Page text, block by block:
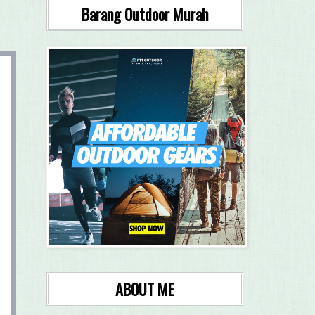
Barang Outdoor Murah
ABOUT ME